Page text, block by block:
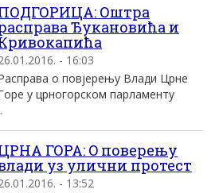
Оштра
Ђукановића и
- 16:03
о повјерењу Влади Црне
у црногорском парламенту
ГОРА: O поверењу
уз улични протест
- 13:52